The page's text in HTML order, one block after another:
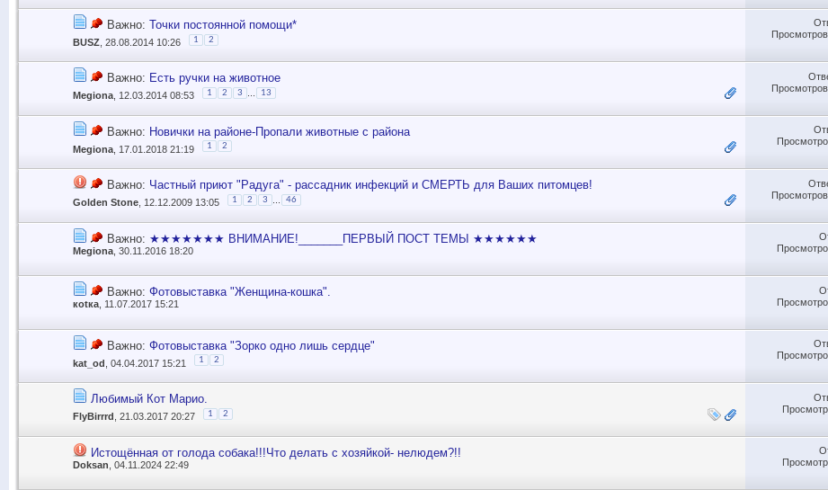
Важно: Точки постоянной помощи*
BUSZ , 28.08.2014 10:26 1 2
Важно: Есть ручки на животное
Megiona , 12.03.2014 08:53 1 2 3 13
Важно: Новички на районе-Пропали животные с района
Megiona , 17.01.2018 21:19 1 2
Важно: Частный приют "Радуга" - рассадник инфекций и СМЕРТЬ для Ваших питомцев!
Golden Stone , 12.12.2009 13:05 1 2 3 46
Важно: ★★★★★★★ ВНИМАНИЕ!_______ПЕРВЫЙ ПОСТ ТЕМЫ ★★★★★★
Megiona , 30.11.2016 18:20
Важно: Фотовыставка "Женщина-кошка".
коtка , 11.07.2017 15:21
Важно: Фотовыставка "Зорко одно лишь сердце"
kat_od , 04.04.2017 15:21 1 2
Любимый Кот Марио.
FlyBirrrd , 21.03.2017 20:27 1 2
Истощённая от голода собака!!!Что делать с хозяйкой- нелюдем?!!
Doksan , 04.11.2024 22:49